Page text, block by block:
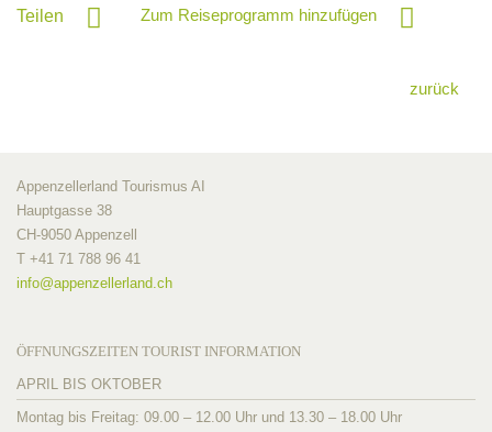
Teilen Zum Reiseprogramm hinzufügen
zurück
Appenzellerland Tourismus AI
Hauptgasse 38
CH-9050 Appenzell
T +41 71 788 96 41
info@appenzellerland.ch
ÖFFNUNGSZEITEN TOURIST INFORMATION
APRIL BIS OKTOBER
Montag bis Freitag: 09.00 – 12.00 Uhr und 13.30 – 18.00 Uhr